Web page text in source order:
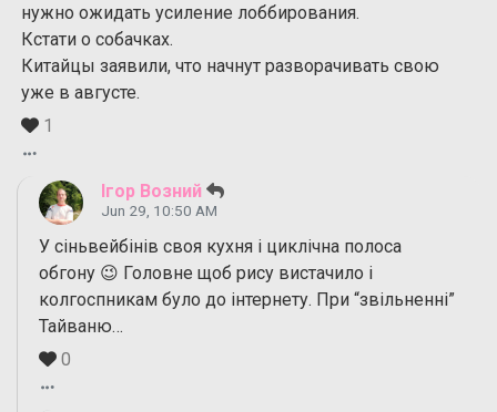
нужно ожидать усиление лоббирования.
Кстати о собачках.
Китайцы заявили, что начнут разворачивать свою
уже в августе.
1
Ігор Возний
Jun 29, 10:50 AM
У сіньвейбінів своя кухня і циклічна полоса
обгону 😉 Головне щоб рису вистачило і
колгоспникам було до інтернету. При “звільненні”
Тайваню…
0